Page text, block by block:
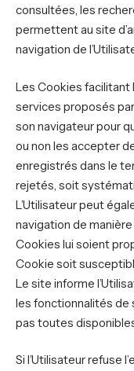
consultées, les
permettent au site
navigation de
Les Cookies facilitant
services proposés
son navigateur pour
ou non les accepter
enregistrés dans le
rejetés, soit
L’Utilisateur peut
navigation de
Cookies lui soient
Cookie soit
Le site informe
les fonctionnalités de
pas toutes
Si l’Utilisateur refuse